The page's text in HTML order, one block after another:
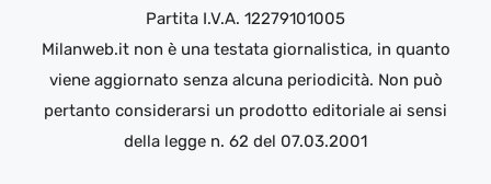
Partita I.V.A. 12279101005
Milanweb.it non è una testata giornalistica, in quanto
viene aggiornato senza alcuna periodicità. Non può
pertanto considerarsi un prodotto editoriale ai sensi
della legge n. 62 del 07.03.2001